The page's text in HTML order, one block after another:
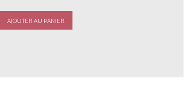
AJOUTER AU PANIER